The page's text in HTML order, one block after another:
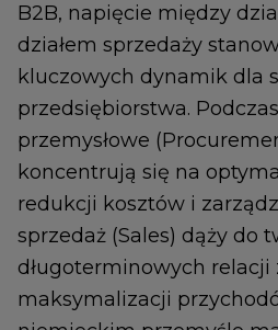
B2B, napięcie między
działem sprzedaży
kluczowych dynamik dla
przedsiębiorstwa.
przemysłowe
koncentrują się na
redukcji kosztów i
sprzedaż (Sales) dąży do
długoterminowych
maksymalizacji